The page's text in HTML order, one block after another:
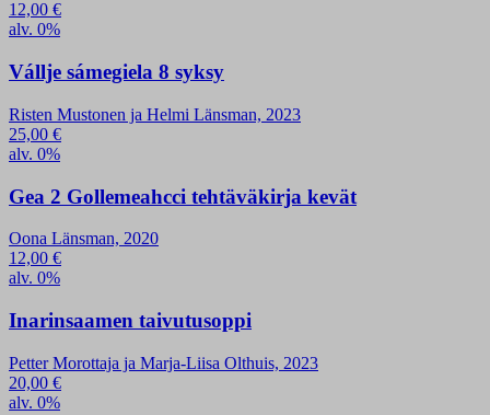
12,00 €
alv. 0%
Vállje sámegiela 8 syksy
Risten Mustonen ja Helmi Länsman, 2023
25,00 €
alv. 0%
Gea 2 Gollemeahcci tehtäväkirja kevät
Oona Länsman, 2020
12,00 €
alv. 0%
Inarinsaamen taivutusoppi
Petter Morottaja ja Marja-Liisa Olthuis, 2023
20,00 €
alv. 0%